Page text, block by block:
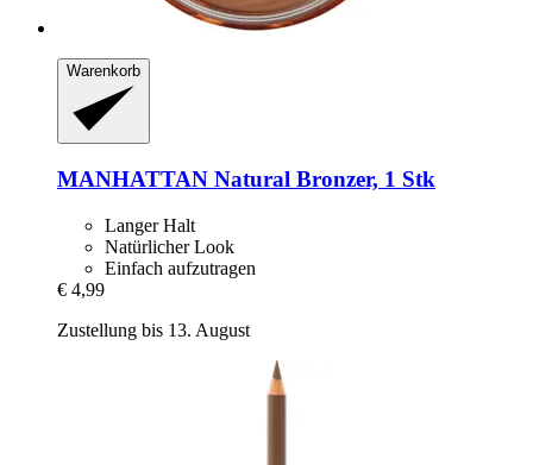
Warenkorb
MANHATTAN Natural Bronzer, 1 Stk
Langer Halt
Natürlicher Look
Einfach aufzutragen
€ 4,99
Zustellung bis 13. August